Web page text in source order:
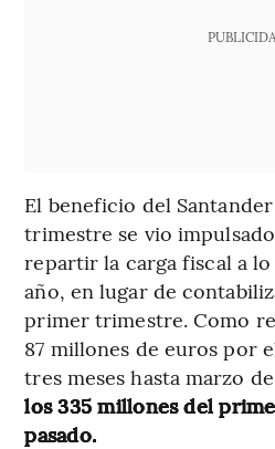
El beneficio del
trimestre se vio
repartir la carga fiscal a
año, en lugar de
primer trimestre. Como
87 millones de euros por
tres meses hasta marzo
los 335 millones del
pasado.